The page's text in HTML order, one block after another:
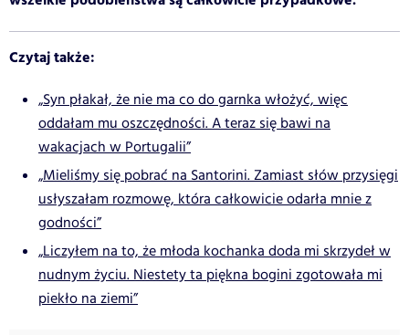
Czytaj także:
„Syn płakał, że nie ma co do garnka włożyć, więc
oddałam mu oszczędności. A teraz się bawi na
wakacjach w Portugalii”
„Mieliśmy się pobrać na Santorini. Zamiast słów przysięgi
usłyszałam rozmowę, która całkowicie odarła mnie z
godności”
„Liczyłem na to, że młoda kochanka doda mi skrzydeł w
nudnym życiu. Niestety ta piękna bogini zgotowała mi
piekło na ziemi”